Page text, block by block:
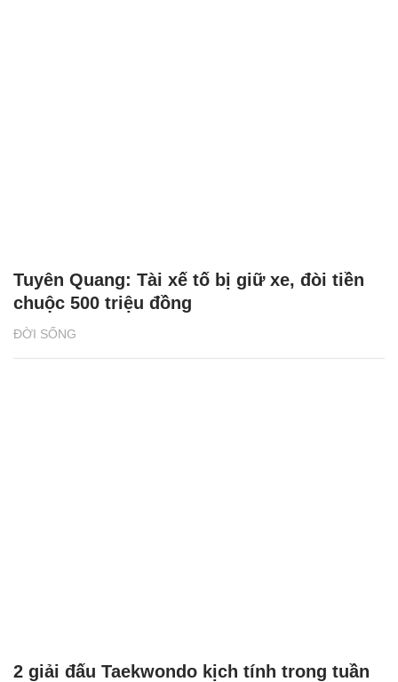
ĐỜI SỐNG
Tuyên Quang: Tài xế tố bị giữ xe, đòi tiền
chuộc 500 triệu đồng
2 giải đấu Taekwondo kịch tính trong tuần